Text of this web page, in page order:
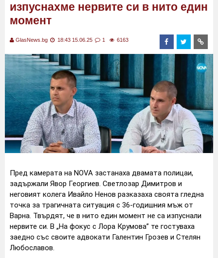
изпуснахме нервите си в нито един
момент
GlasNews.bg 18:43 15.06.25 1 6163
Пред камерата на NOVA застанаха двамата полицаи,
задържали Явор Георгиев. Светлозар Димитров и
неговият колега Ивайло Ненов разказаха своята гледна
точка за трагичната ситуация с 36-годишния мъж от
Варна. Твърдят, че в нито един момент не са изпуснали
нервите си. В „На фокус с Лора Крумова” те гостуваха
заедно със своите адвокати Галентин Грозев и Стелян
Любославов.